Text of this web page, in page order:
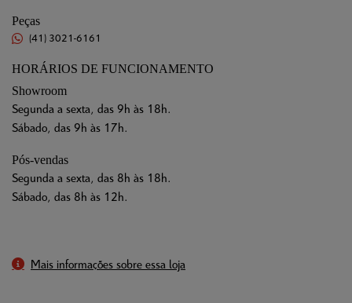
Peças
(41) 3021-6161
HORÁRIOS DE FUNCIONAMENTO
Showroom
Segunda a sexta, das 9h às 18h.
Sábado, das 9h às 17h.
Pós-vendas
Segunda a sexta, das 8h às 18h.
Sábado, das 8h às 12h.
Mais informações sobre essa loja